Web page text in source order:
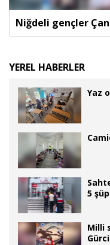
Niğdeli gençler
YEREL HABERLER
Yaz
5
Milli